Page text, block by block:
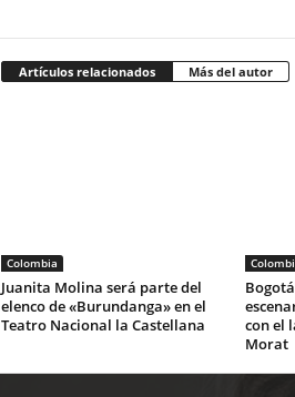
Artículos relacionados Más del autor
Colombia
Juanita Molina será parte del
elenco de «Burundanga» en el
Teatro Nacional la Castellana
con el
Morat